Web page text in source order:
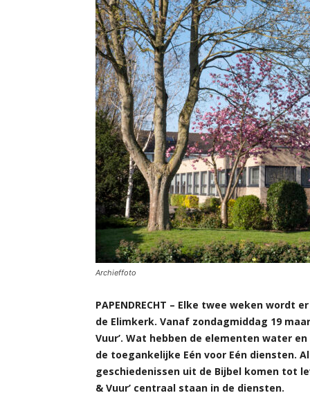
Archieffoto
PAPENDRECHT – Elke twee weken
de Elimkerk. Vanaf zondagmiddag 19
Vuur’. Wat hebben de elementen water
de toegankelijke Eén voor Eén diensten.
geschiedenissen uit de Bijbel komen tot
& Vuur’ centraal staan in de diensten.